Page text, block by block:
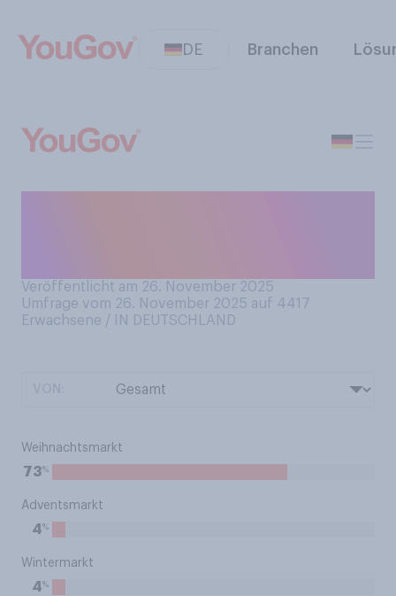
DE Branchen
Veröffentlicht am 26. November 2025
Umfrage vom 26. November 2025 auf 4417
Erwachsene / IN DEUTSCHLAND
Weihnachtsmarkt
73%
Adventsmarkt
4%
Wintermarkt
4%